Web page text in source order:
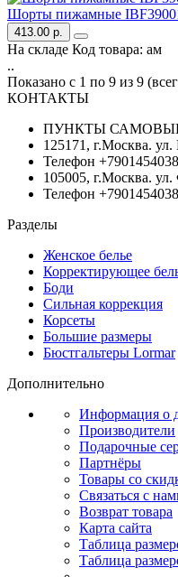
Шорты пижамные
413.00 р.
На складе Код товара: ам
..
Показано с 1 по 9 из 9
КОНТАКТЫ
ПУНКТЫ
125171, г.Москва.
Телефон
105005, г.Москва.
Телефон
Разделы
Женское белье
Корректирующее
Боди
Сильная коррекция
Корсеты
Большие размеры
Бюстгальтеры Lormar
Дополнительно
Информация о
Производители
Подарочные
Партнёры
Товары со
Связаться с
Возврат товара
Карта сайта
Таблица
Таблица